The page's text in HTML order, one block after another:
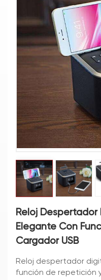
Reloj
Elegante Con
Cargador USB
Reloj despertador
función de repetición